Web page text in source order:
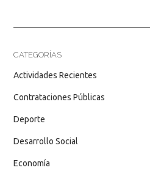
CATEGORÍAS
Actividades Recientes
Contrataciones Públicas
Deporte
Desarrollo Social
Economía